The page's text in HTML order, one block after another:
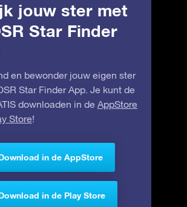
jouw ster met
Star Finder
en bewonder jouw eigen ster
Star Finder App. Je kunt de
downloaden in de AppStore
Store!
in de AppStore
in de Play Store